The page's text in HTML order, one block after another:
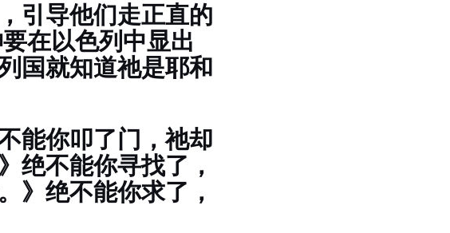
引导他们走正直的
在以色列中显出
国就知道祂是耶和
能你叩了门，祂却
绝不能你寻找了，
》绝不能你求了，